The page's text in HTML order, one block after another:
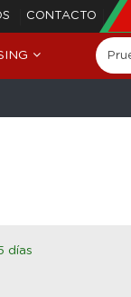
CONTACTO
días